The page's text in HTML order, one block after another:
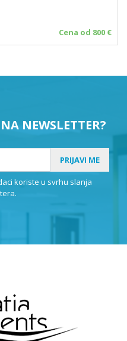
Cena od 800 €
NEWSLETTER?
PRIJAVI ME
koriste u svrhu slanja